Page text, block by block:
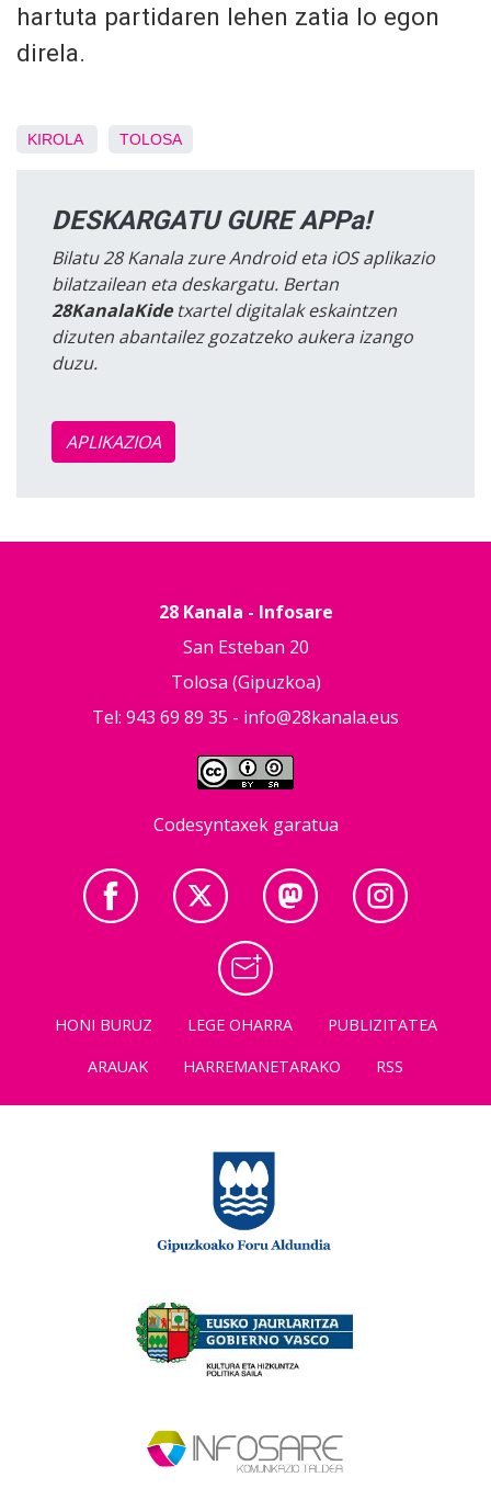
hartuta partidaren lehen zatia lo egon
direla.
KIROLA TOLOSA
DESKARGATU GURE APPa!
Bilatu 28 Kanala zure Android eta iOS aplikazio
bilatzailean eta deskargatu. Bertan
28KanalaKidetxartel digitalak eskaintzen
dizuten abantailez gozatzeko aukera izango
duzu.
APLIKAZIOA
28 Kanala - Infosare
San Esteban 20
Tolosa (Gipuzkoa)
Tel: 943 69 89 35 - info@28kanala.eus
Codesyntaxek garatua
HONI BURUZ LEGE OHARRA
PUBLIZITATEA
ARAUAK
HARREMANETARAKO RSS